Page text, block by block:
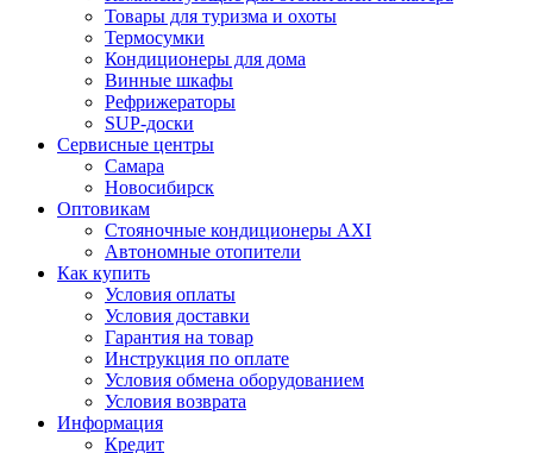
Товары для туризма и охоты
Термосумки
Кондиционеры для дома
Винные шкафы
Рефрижераторы
SUP-доски
Сервисные центры
Самара
Новосибирск
Оптовикам
Стояночные кондиционеры AXI
Автономные отопители
Как купить
Условия оплаты
Условия доставки
Гарантия на товар
Инструкция по оплате
Условия обмена оборудованием
Условия возврата
Информация
Кредит